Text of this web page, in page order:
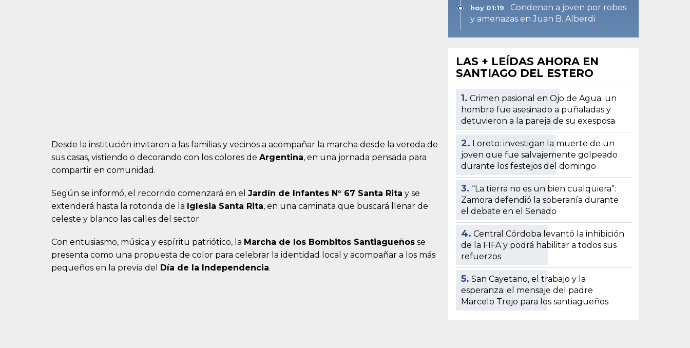
Desde la institución invitaron a las familias y vecinos a acompañar la marcha desde la vereda de
sus casas, vistiendo o decorando con los colores de Argentina, en una jornada pensada para
compartir en comunidad.
Según se informó, el recorrido comenzará en el Jardín de Infantes N° 67 Santa Rita y se
extenderá hasta la rotonda de la Iglesia Santa Rita, en una caminata que buscará llenar de
celeste y blanco las calles del sector.
Con entusiasmo, música y espíritu patriótico, la Marcha de los Bombitos Santiagueños se
presenta como una propuesta de color para celebrar la identidad local y acompañar a los más
pequeños en la previa del
Día de la Independencia.
hoy 01:19
Condenan a joven por robos
y amenazas en Juan B. Alberdi
LAS + LEÍDAS AHORA EN
SANTIAGO DEL ESTERO
1. Crimen pasional en Ojo de Agua: un
hombre fue asesinado a puñaladas y
detuvieron a la pareja de su exesposa
2. Loreto: investigan la muerte de un
joven que fue salvajemente golpeado
durante los festejos del domingo
3. “La tierra no es un bien cualquiera”:
Zamora defendió la soberanía durante
el debate en el Senado
4. Central Córdoba levantó la inhibición
de la FIFA y podrá habilitar a todos sus
refuerzos
5. San Cayetano, el trabajo y la
esperanza: el mensaje del padre
Marcelo Trejo para los santiagueños